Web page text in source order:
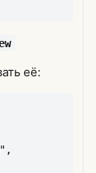
её: